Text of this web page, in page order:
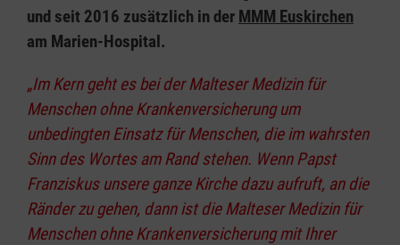
und seit 2016 zusätzlich in der MMM Euskirchen
am Marien-Hospital.
„Im Kern geht es bei der Malteser Medizin für
Menschen ohne Krankenversicherung um
unbedingten Einsatz für Menschen, die im wahrsten
Sinn des Wortes am Rand stehen. Wenn Papst
Franziskus unsere ganze Kirche dazu aufruft, an die
Ränder zu gehen, dann ist die Malteser Medizin für
Menschen ohne Krankenversicherung mit Ihrer